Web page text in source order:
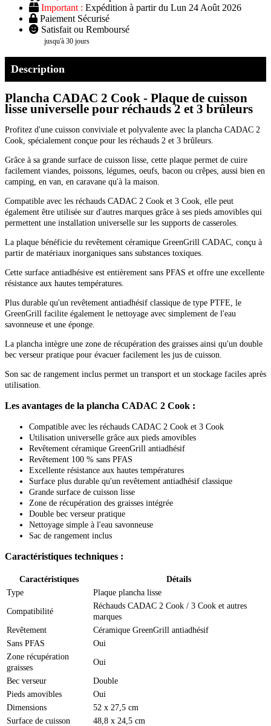
Important : Expédition à partir du Lun 24 Août 2026
Paiement Sécurisé
Satisfait ou Remboursé
jusqu'à 30 jours
Description
Plancha CADAC 2 Cook - Plaque de cuisson
lisse universelle pour réchauds 2 et 3 brûleurs
Profitez d'une cuisson conviviale et polyvalente avec la plancha CADAC 2
Cook, spécialement conçue pour les réchauds 2 et 3 brûleurs.
Grâce à sa grande surface de cuisson lisse, cette plaque permet de cuire
facilement viandes, poissons, légumes, oeufs, bacon ou crêpes, aussi bien en
camping, en van, en caravane qu'à la maison.
Compatible avec les réchauds CADAC 2 Cook et 3 Cook, elle peut
également être utilisée sur d'autres marques grâce à ses pieds amovibles qui
permettent une installation universelle sur les supports de casseroles.
La plaque bénéficie du revêtement céramique GreenGrill CADAC, conçu à
partir de matériaux inorganiques sans substances toxiques.
Cette surface antiadhésive est entièrement sans PFAS et offre une excellente
résistance aux hautes températures.
Plus durable qu'un revêtement antiadhésif classique de type PTFE, le
GreenGrill facilite également le nettoyage avec simplement de l'eau
savonneuse et une éponge.
La plancha intègre une zone de récupération des graisses ainsi qu'un double
bec verseur pratique pour évacuer facilement les jus de cuisson.
Son sac de rangement inclus permet un transport et un stockage faciles après
utilisation.
Les avantages de la plancha CADAC 2 Cook :
Compatible avec les réchauds CADAC 2 Cook et 3 Cook
Utilisation universelle grâce aux pieds amovibles
Revêtement céramique GreenGrill antiadhésif
Revêtement 100 % sans PFAS
Excellente résistance aux hautes températures
Surface plus durable qu'un revêtement antiadhésif classique
Grande surface de cuisson lisse
Zone de récupération des graisses intégrée
Double bec verseur pratique
Nettoyage simple à l'eau savonneuse
Sac de rangement inclus
Caractéristiques techniques :
Caractéristiques
Détails
Type
Plaque plancha lisse
Compatibilité
Réchauds CADAC 2 Cook / 3 Cook et autres
marques
Revêtement
Céramique GreenGrill antiadhésif
Sans PFAS
Oui
Zone récupération
graisses
Oui
Bec verseur
Double
Pieds amovibles
Oui
Dimensions
52 x 27,5 cm
Surface de cuisson
48,8 x 24,5 cm